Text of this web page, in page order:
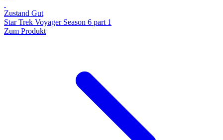
Zustand Gut
Star Trek Voyager Season 6 part 1
Zum Produkt